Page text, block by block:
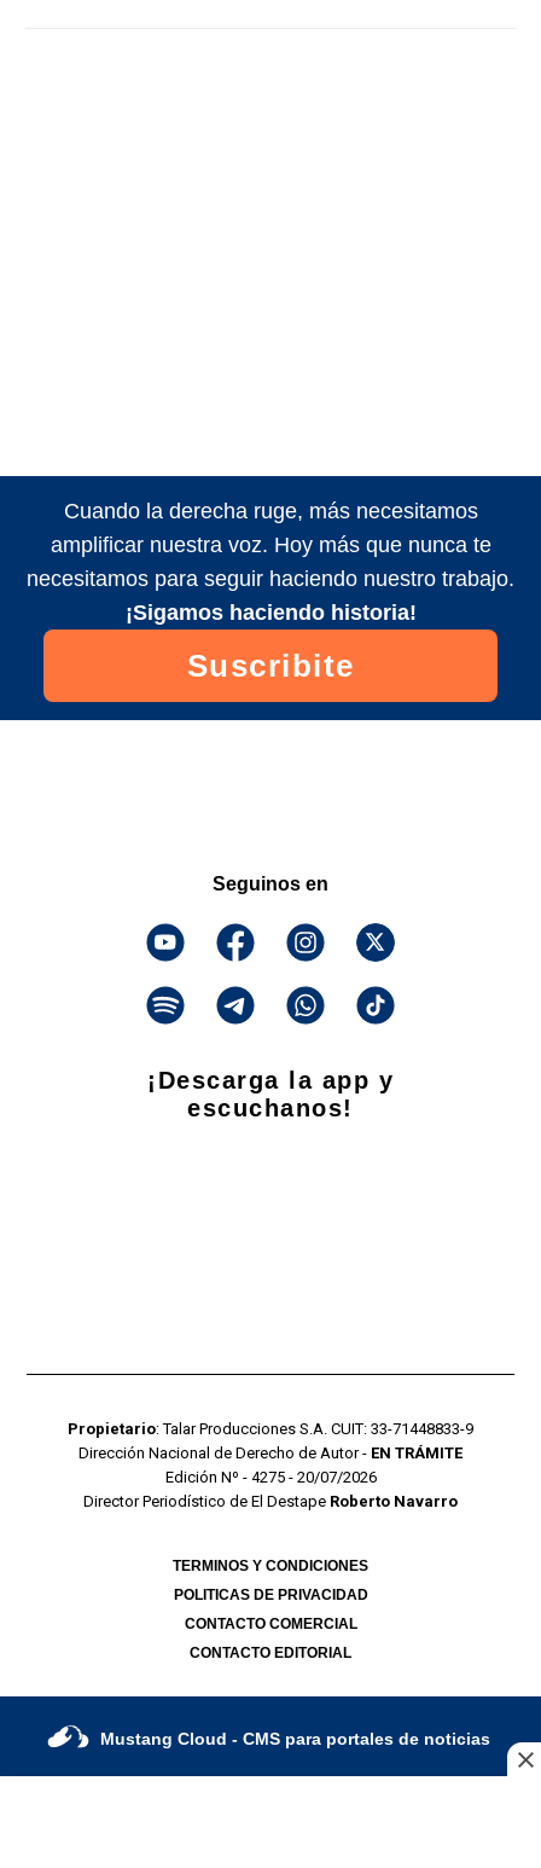
Cuando la derecha ruge, más necesitamos
amplificar nuestra voz. Hoy más que nunca te
necesitamos para seguir haciendo nuestro trabajo.
¡Sigamos haciendo historia!
Suscribite
Seguinos en
¡Descarga la app y
escuchanos!
Propietario: Talar Producciones S.A. CUIT: 33-71448833-9
Dirección Nacional de Derecho de Autor - EN TRÁMITE
Edición Nº - 4275 - 20/07/2026
Director Periodístico de El Destape Roberto Navarro
TERMINOS Y CONDICIONES
POLITICAS DE PRIVACIDAD
CONTACTO COMERCIAL
CONTACTO EDITORIAL
Mustang Cloud - CMS para portales de noticias